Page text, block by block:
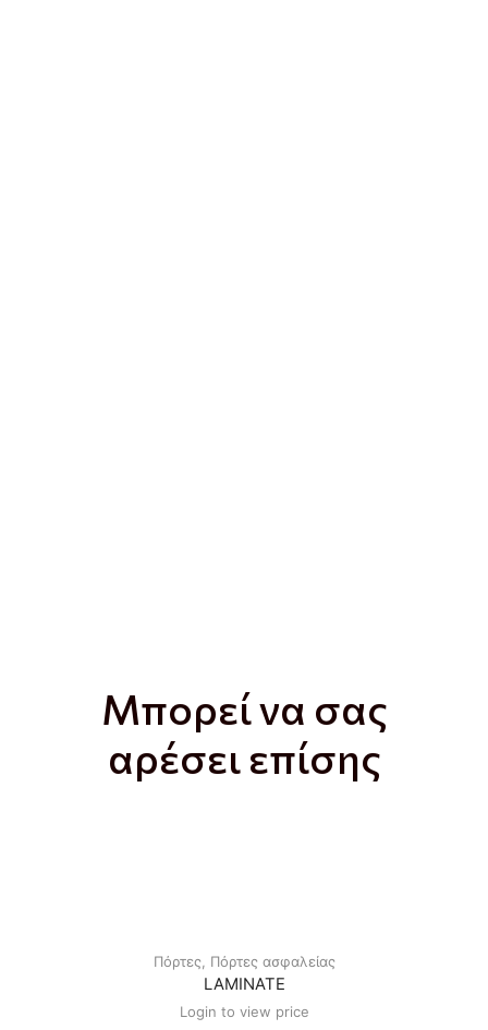
Μπορεί να σας
αρέσει επίσης
Πόρτες, Πόρτες ασφαλείας
LAMINATE
Login to view price